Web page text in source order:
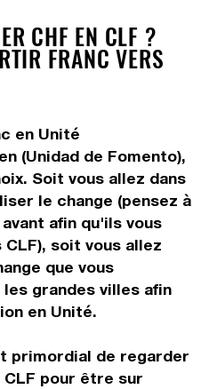
CHF EN CLF ?
FRANC VERS
en Unité
(Unidad de Fomento),
Soit vous allez dans
le change (pensez à
afin qu'ils vous
soit vous allez
que vous
grandes villes afin
en Unité.
primordial de regarder
CLF pour être sur